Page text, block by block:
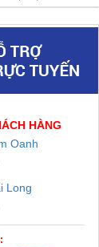
HÀNG